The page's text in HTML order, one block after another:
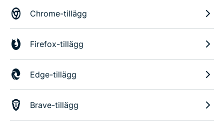
Chrome-tillägg
Firefox-tillägg
Edge-tillägg
Brave-tillägg